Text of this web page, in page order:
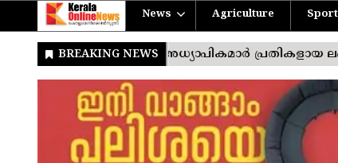
News Agriculture